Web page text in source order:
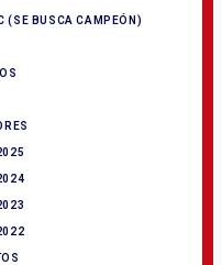
(SE BUSCA CAMPEÓN)